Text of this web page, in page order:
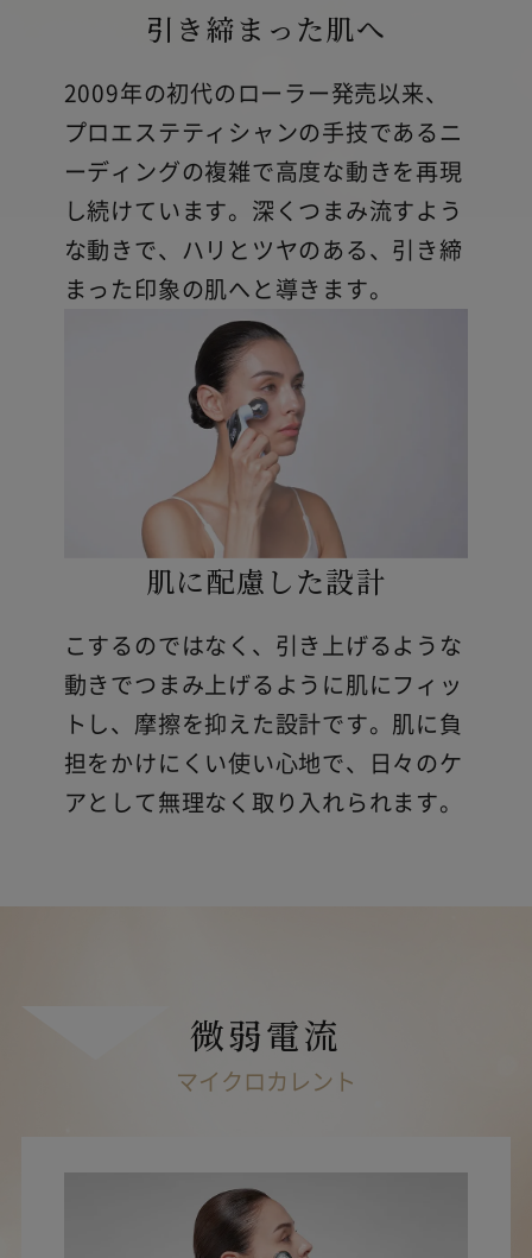
引き締まった肌へ
2009年の初代のローラー発売以来、
プロエステティシャンの手技であるニ
ーディングの複雑で高度な動きを再現
し続けています。深くつまみ流すよう
な動きで、ハリとツヤのある、引き締
まった印象の肌へと導きます。
肌に配慮した設計
こするのではなく、引き上げるような
動きでつまみ上げるように肌にフィッ
トし、摩擦を抑えた設計です。肌に負
担をかけにくい使い心地で、日々のケ
アとして無理なく取り入れられます。
微弱電流
マイクロカレント